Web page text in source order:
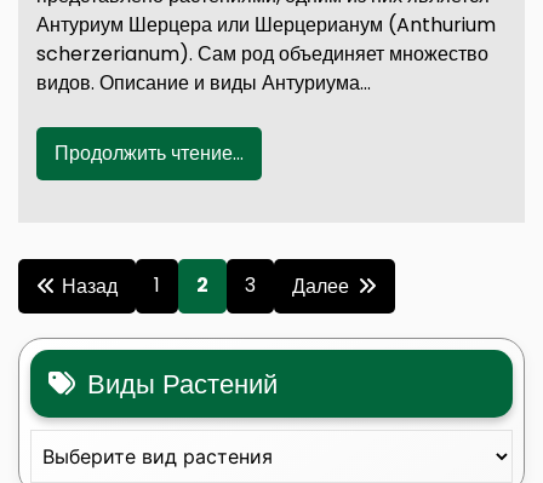
Антуриум Шерцера или Шерцерианум (Anthurium
scherzerianum). Сам род объединяет множество
видов. Описание и виды Антуриума…
Продолжить чтение...
Пагинация
записей
Назад 1 2 3 Далее
Виды Растений